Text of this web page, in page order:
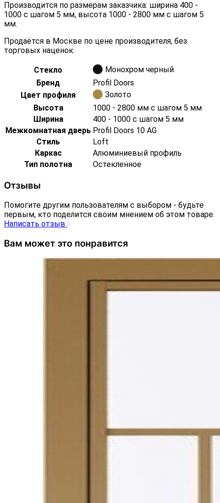
Производится по размерам заказчика: ширина 400 -
1000 с шагом 5 мм, высота 1000 - 2800 мм с шагом 5
мм.
Продаётся в Москве по цене производителя, без
торговых наценок.
Стекло
Монохром черный
Бренд
Profil Doors
Цвет профиля
Золото
Высота
1000 - 2800 мм с шагом 5 мм
Ширина
400 - 1000 с шагом 5 мм
Межкомнатная дверь Profil Doors 10 AG
Стиль
Loft
Каркас
Алюминиевый профиль
Тип полотна
Остекленное
Отзывы
Помогите другим пользователям с выбором - будьте
первым, кто поделится своим мнением об этом товаре.
Написать отзыв
Вам может это понравится